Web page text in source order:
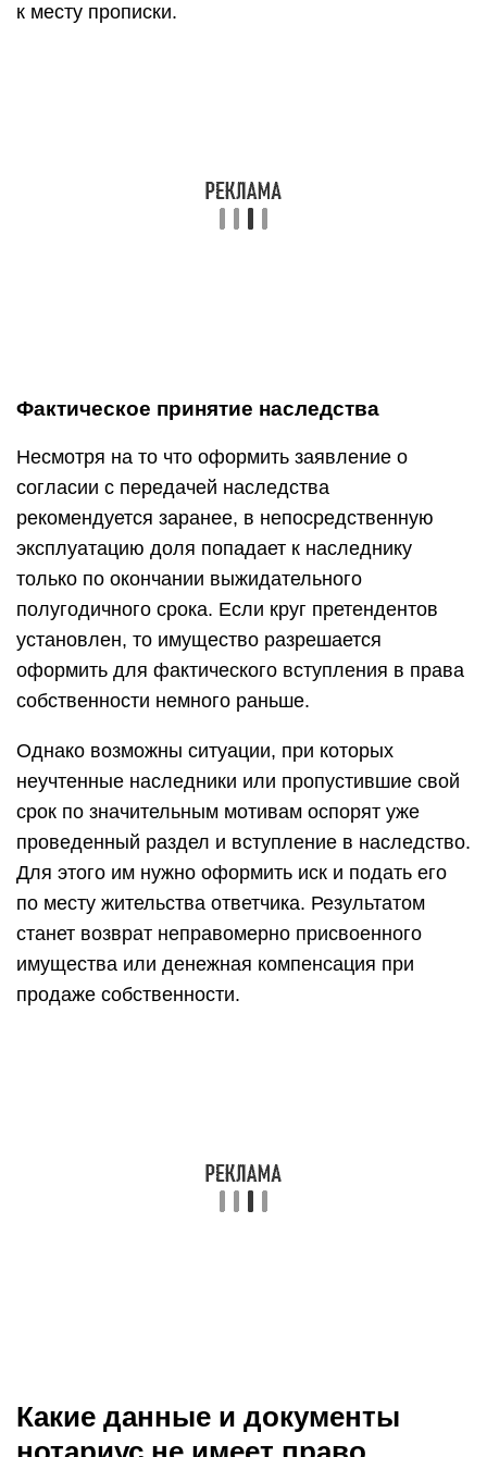
к месту прописки.
Фактическое принятие наследства
Несмотря на то что оформить заявление о
согласии с передачей наследства
рекомендуется заранее, в непосредственную
эксплуатацию доля попадает к наследнику
только по окончании выжидательного
полугодичного срока. Если круг претендентов
установлен, то имущество разрешается
оформить для фактического вступления в права
собственности немного раньше.
Однако возможны ситуации, при которых
неучтенные наследники или пропустившие свой
срок по значительным мотивам оспорят уже
проведенный раздел и вступление в наследство.
Для этого им нужно оформить иск и подать его
по месту жительства ответчика. Результатом
станет возврат неправомерно присвоенного
имущества или денежная компенсация при
продаже собственности.
Какие данные и документы